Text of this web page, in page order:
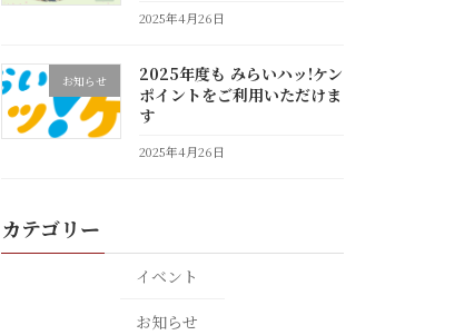
2025年4月26日
お知らせ
2025年度も みらいハッ!ケン
ポイントをご利用いただけま
す
2025年4月26日
カテゴリー
イベント
お知らせ